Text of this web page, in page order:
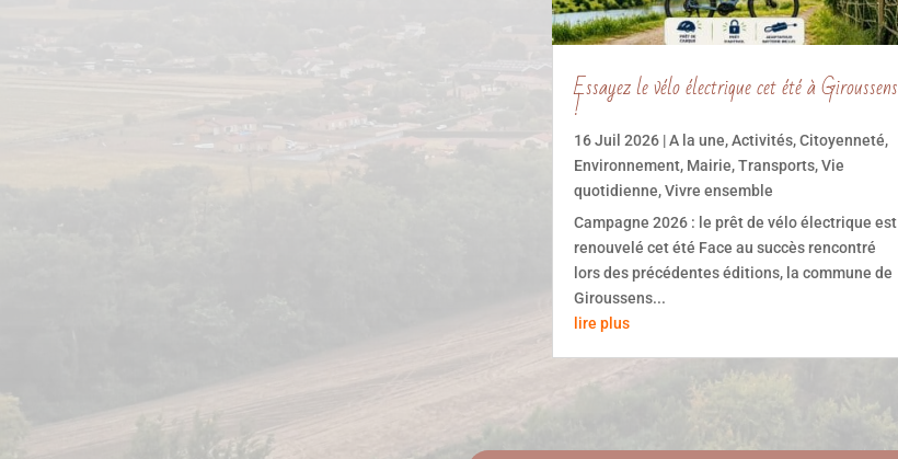
Essayez le vélo électrique cet été à Giroussens
!
16 Juil 2026|A la une,Activités,Citoyenneté,
Environnement, Mairie,Transports,Vie
quotidienne,Vivre ensemble
Campagne 2026 : le prêt de vélo électrique est
renouvelé cet été Face au succès rencontré
lors des précédentes éditions, la commune de
Giroussens...
lire plus